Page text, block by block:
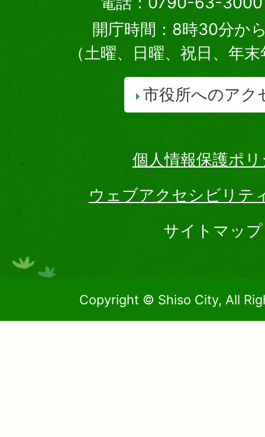
開庁時間：8時30分か
（土曜、日曜、祝日、年
市役所へのアク
個人情報保護ポ
ウェブアクセシビリテ
サイトマップ
Copyright © Shiso City, All